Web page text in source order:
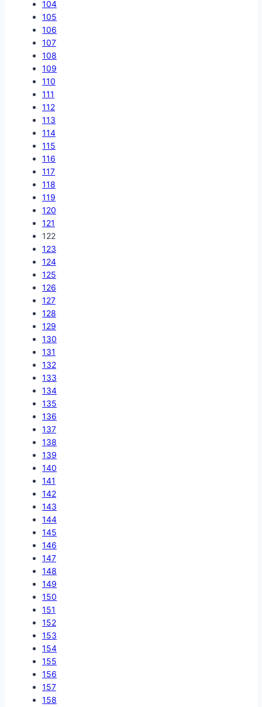
104
105
106
107
108
109
110
111
112
113
114
115
116
117
118
119
120
121
122
123
124
125
126
127
128
129
130
131
132
133
134
135
136
137
138
139
140
141
142
143
144
145
146
147
148
149
150
151
152
153
154
155
156
157
158